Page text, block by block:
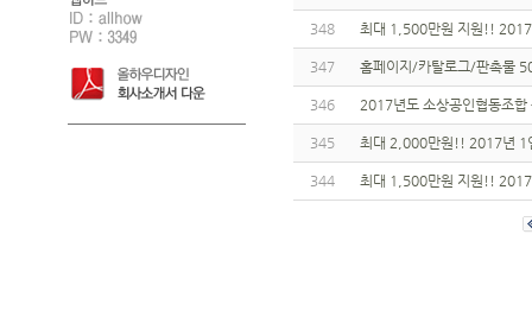
348 최대 1,500만원 지원!!
347 홈페이지/카탈로그/판촉물
346 2017년도 소상공인협동조
345 최대 2,000만원!! 2017년 1
344 최대 1,500만원 지원!! 2017